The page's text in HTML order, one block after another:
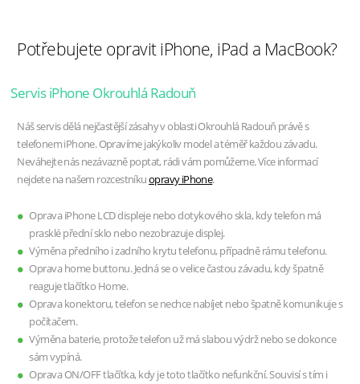
Potřebujete opravit iPhone, iPad a MacBook?
Servis iPhone Okrouhlá Radouň
Náš servis dělá nejčastější zásahy v oblasti Okrouhlá Radouň právě s
telefonem iPhone. Opravíme jakýkoliv model a téměř každou závadu.
Neváhejte nás nezávazně poptat, rádi vám pomůžeme. Více informací
nejdete na našem rozcestníkuopravy iPhone.
Oprava iPhone LCD displeje nebo dotykového skla, kdy telefon má
prasklé přední sklo nebo nezobrazuje displej.
Výměna předního i zadního krytu telefonu, případně rámu telefonu.
Oprava home buttonu. Jedná se o velice častou závadu, kdy špatně
reaguje tlačítko Home.
Oprava konektoru, telefon se nechce nabíjet nebo špatně komunikuje s
počítačem.
Výměna baterie, protože telefon už má slabou výdrž nebo se dokonce
sám vypíná.
Oprava ON/OFF tlačítka, kdy je toto tlačítko nefunkční. Souvisí s tím i